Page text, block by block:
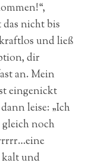
nicht bis
und ließ
dir
an. Mein
eingenickt
leise: „Ich
noch
kalt und